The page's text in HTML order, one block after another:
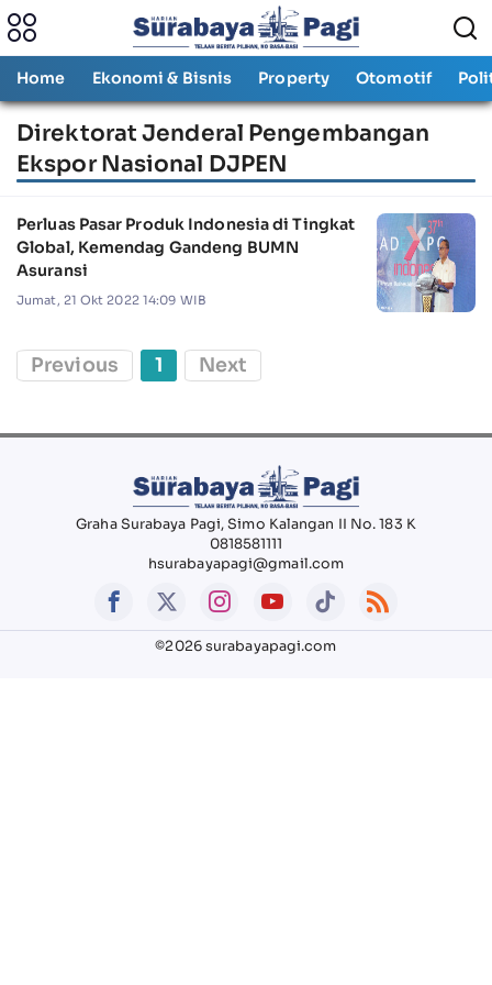
Home Ekonomi & Bisnis Property Otomotif
Direktorat Jenderal Pengembangan
Ekspor Nasional DJPEN
Perluas Pasar Produk Indonesia di Tingkat
Global, Kemendag Gandeng BUMN
Asuransi
Jumat, 21 Okt 2022 14:09 WIB
Previous 1 Next
Graha Surabaya Pagi, Simo Kalangan II No. 183 K
0818581111
hsurabayapagi@gmail.com
©2026 surabayapagi.com